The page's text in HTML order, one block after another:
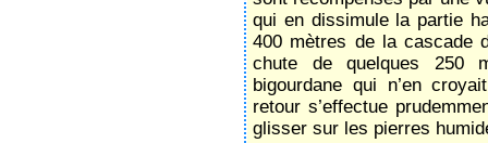
qui en dissimule la partie
400 mètres de la cascade
chute de quelques 250
bigourdane qui n’en
retour s’effectue
glisser sur les pierres